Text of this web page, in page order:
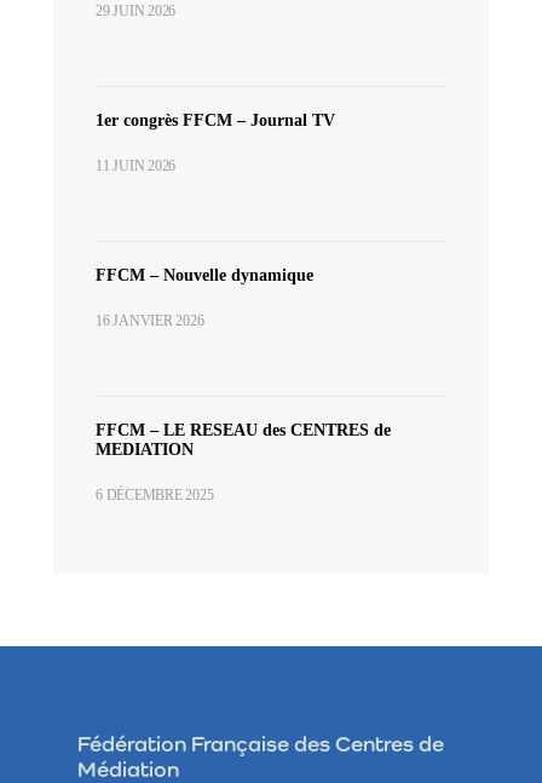
29 JUIN 2026
1er congrès FFCM – Journal TV
11 JUIN 2026
FFCM – Nouvelle dynamique
16 JANVIER 2026
FFCM – LE RESEAU des CENTRES de
MEDIATION
6 DÉCEMBRE 2025
Fédération Française des Centres de
Médiation